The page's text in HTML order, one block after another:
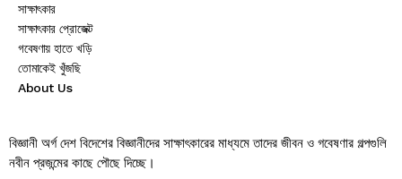
সাক্ষাৎকার
সাক্ষাৎকার প্রোজেক্ট
গবেষণায় হাতে খড়ি
তোমাকেই খুঁজছি
About Us
বিজ্ঞানী অর্গ দেশ বিদেশের বিজ্ঞানীদের সাক্ষাৎকারের মাধ্যমে তাদের জীবন ও গবেষণার গল্পগুলি
নবীন প্রজন্মের কাছে পৌছে দিচ্ছে।